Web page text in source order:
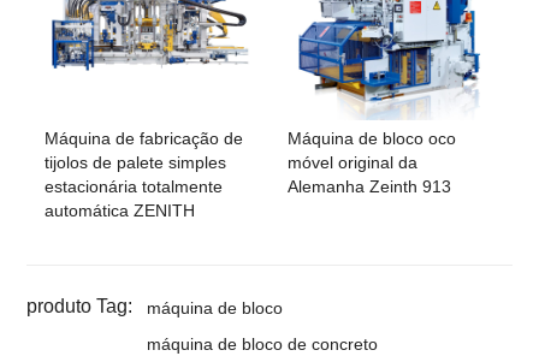
Máquina de fabricação de
tijolos de palete simples
estacionária totalmente
automática ZENITH
Máquina de bloco oco
móvel original da
Alemanha Zeinth 913
produto Tag:
máquina de bloco
máquina de bloco de concreto